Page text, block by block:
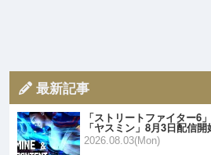
最新記事
「ストリートファイター6
「ヤスミン」8月3日配信
2026.08.03(Mon)